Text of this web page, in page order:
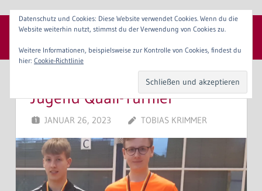
Zum
Inhalt
SpVgg 1904 Erlangen e. V. Menü
Jugend Quali-Turnier
JANUAR 26, 2023 TOBIAS KRIMMER
Datenschutz und Cookies: Diese Website verwendet Cookies. Wenn du die
Website weiterhin nutzt, stimmst du der Verwendung von Cookies zu.
Weitere Informationen, beispielsweise zur Kontrolle von Cookies, findest du
hier: Cookie-Richtlinie